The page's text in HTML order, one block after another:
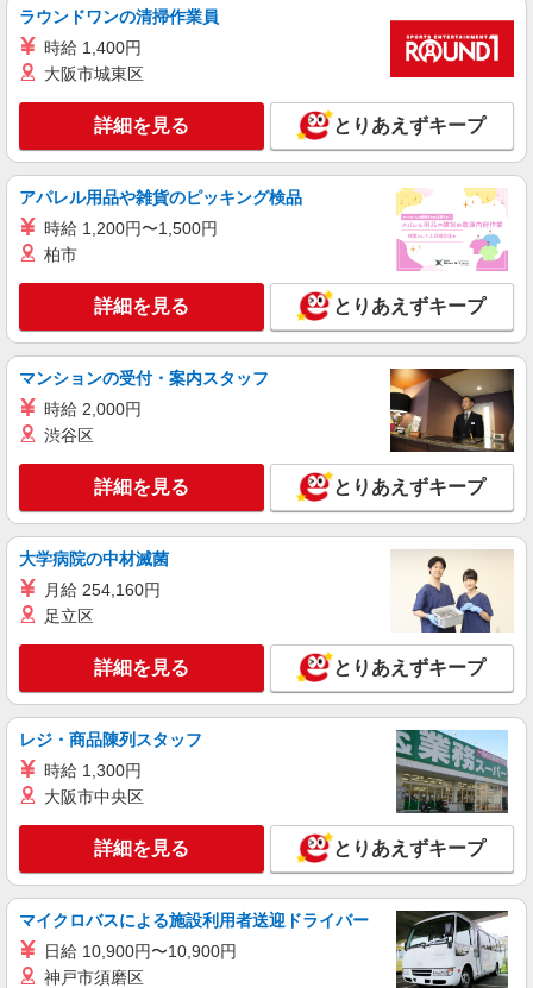
る） 交通費別途支給
派遣社員
株式会社トラストグロース 北海道支社
グループホームでの介護（夜勤専従）
【派遣時給】1,350〜1,500円（資格・経験によ
北海道札幌市手稲区富丘２条
キープ 詳細を見る
正社員 紹介予定派遣
株式会社トラストグロース 北海道支社
【派遣時給】1,350〜1,500円（資格・経験によ
る） 交通費別途支給 【紹介後】正社員 月
給：222,364〜256,964円（資格・経験による）
基本給：150,164〜153,764円 定額手当：
22,200〜33,200円 処遇改善手当：20,000〜
25,000円 夜勤手当：6,000〜9,000円（月5回で
計算） ※上記回数以上対応した場合、別途手当
支給 処遇改善一時金：年2回（5月・11月）計
ヶ月の派遣期間満了後、双方合意の上直接雇用へ
移行予定
北海道札幌市手稲区西宮の沢5条
キープ 詳細を見る
派遣社員
株式会社トラストグロース 北海道支社
サービス付き高齢者向け住宅にて介護業務（夜
勤専従）
【派遣時給】1,350〜1,500円（資格・経験によ
る） 交通費別途支給
キープ 詳細を見る
派遣社員
株式会社トラストグロース 北海道支社
【派遣時給】1,350〜1,500円（資格・経験によ
ラウンドワンの清掃作業員
時給 1,400円
大阪市城東区
詳細を見る とりあえずキープ
アパレル用品や雑貨のピッキング検品
時給 1,200円〜1,500円
柏市
詳細を見る とりあえずキープ
マンションの受付・案内スタッフ
時給 2,000円
渋谷区
詳細を見る とりあえずキープ
大学病院の中材滅菌
月給 254,160円
足立区
詳細を見る とりあえずキープ
レジ・商品陳列スタッフ
時給 1,300円
大阪市中央区
詳細を見る とりあえずキープ
マイクロバスによる施設利用者送迎ドライバー
日給 10,900円〜10,900円
神戸市須磨区